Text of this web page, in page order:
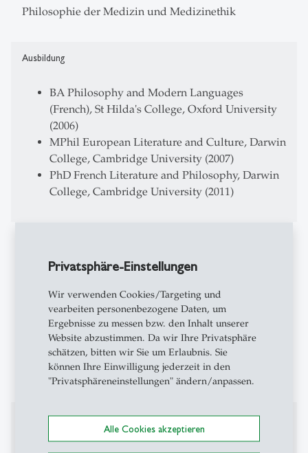
Privatsphäre-Einstellungen
Wir verwenden Cookies/Targeting und
vearbeiten personenbezogene Daten, um
Ergebnisse zu messen bzw. den Inhalt unserer
Website abzustimmen. Da wir Ihre Privatsphäre
schätzen, bitten wir Sie um Erlaubnis. Sie
können Ihre Einwilligung jederzeit in den
"Privatsphäreneinstellungen" ändern/anpassen.
Alle Cookies akzeptieren
Philosophie der Medizin und Medizinethik
Ausbildung
BA Philosophy and Modern Languages
(French), St Hilda's College, Oxford University
(2006)
MPhil European Literature and Culture, Darwin
College, Cambridge University (2007)
PhD French Literature and Philosophy, Darwin
College, Cambridge University (2011)
Joanna Randall McIver Junior Research Fellow,
St Hugh's College, Oxford University (2010-
2012)
Leverhulme Early Career Fellow, King's College
London (2012-2016)
SNF Marie Heim-Vögtlin Stipendiatin,
Universität Zürich (2017-2020)
Mitgliedschaften